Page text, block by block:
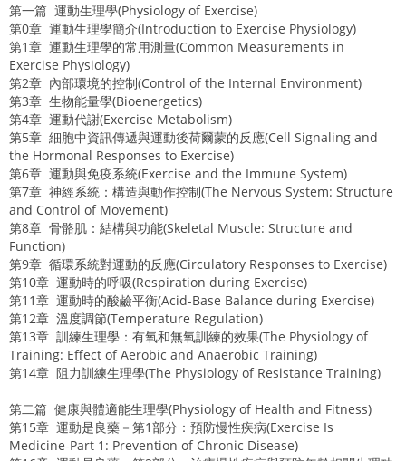
第一篇 運動生理學(Physiology of Exercise)
第0章 運動生理學簡介(Introduction to Exercise Physiology)
第1章 運動生理學的常用測量(Common Measurements in
Exercise Physiology)
第2章 內部環境的控制(Control of the Internal Environment)
第3章 生物能量學(Bioenergetics)
第4章 運動代謝(Exercise Metabolism)
第5章 細胞中資訊傳遞與運動後荷爾蒙的反應(Cell Signaling and
the Hormonal Responses to Exercise)
第6章 運動與免疫系統(Exercise and the Immune System)
第7章 神經系統：構造與動作控制(The Nervous System: Structure
and Control of Movement)
第8章 骨骼肌：結構與功能(Skeletal Muscle: Structure and
Function)
第9章 循環系統對運動的反應(Circulatory Responses to Exercise)
第10章 運動時的呼吸(Respiration during Exercise)
第11章 運動時的酸鹼平衡(Acid-Base Balance during Exercise)
第12章 溫度調節(Temperature Regulation)
第13章 訓練生理學：有氧和無氧訓練的效果(The Physiology of
Training: Effect of Aerobic and Anaerobic Training)
第14章 阻力訓練生理學(The Physiology of Resistance Training)
第二篇 健康與體適能生理學(Physiology of Health and Fitness)
第15章 運動是良藥－第1部分：預防慢性疾病(Exercise Is
Medicine-Part 1: Prevention of Chronic Disease)